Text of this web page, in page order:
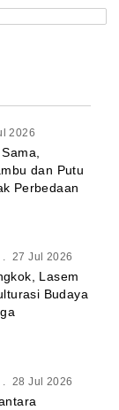
2026
dan Putu
Perbedaan
. 27 Jul 2026
Lasem
Budaya
28 Jul 2026